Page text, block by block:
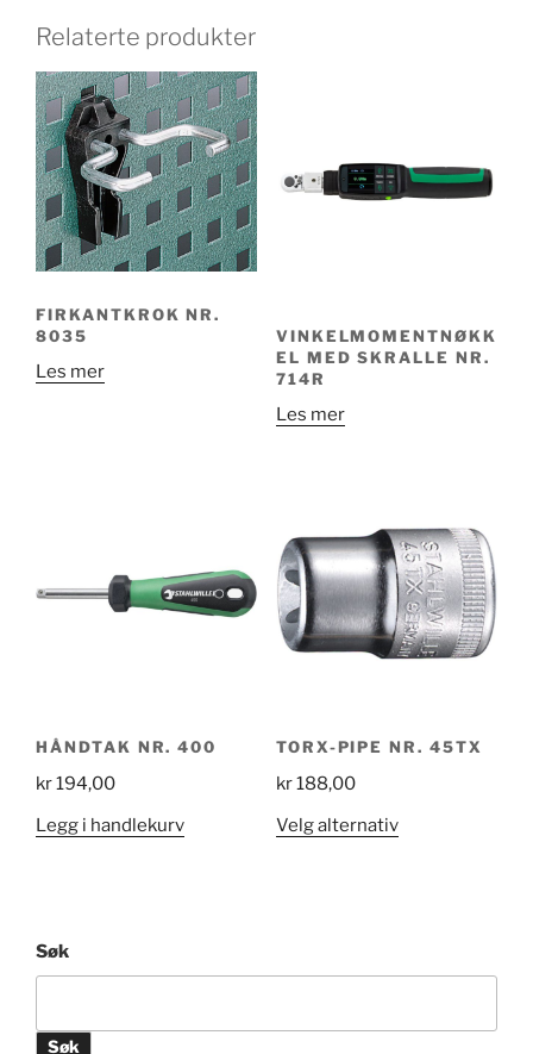
Relaterte produkter
FIRKANTKROK NR.
8035
Les mer
VINKELMOMENTNØKK
EL MED SKRALLE NR.
714R
Les mer
HÅNDTAK NR. 400
kr194,00
Legg i handlekurv
TORX-PIPE NR. 45TX
kr188,00
Velg alternativDette
Søk
Søk